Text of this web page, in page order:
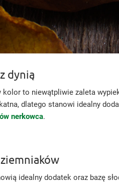
dynią
kolor to niewątpliwie zaleta
dlatego stanowi idealny
nerkowca.
idealny dodatek oraz bazę